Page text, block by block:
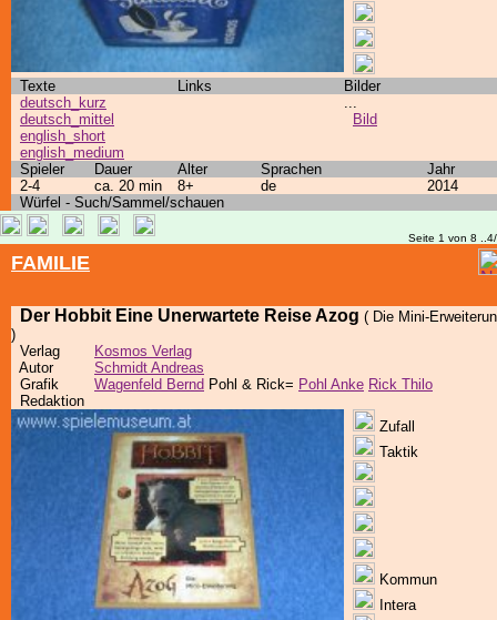
Texte Links
Bilder
deutsch_kurz
deutsch_mittel
english_short
english_medium
...
Bild
Spieler Dauer Alter Sprachen
Jahr
2-4
ca. 20 min 8+ de
2014
Würfel - Such/Sammel/schauen
Seite 1 von 8
FAMILIE
Der Hobbit Eine Unerwartete Reise Azog ( Die Mini-
)
Verlag
Kosmos Verlag
Autor
Schmidt Andreas
Grafik
Wagenfeld Bernd Pohl & Rick= Pohl Anke Rick Thilo
Redaktion
Zufall
Taktik
Kommun
Intera